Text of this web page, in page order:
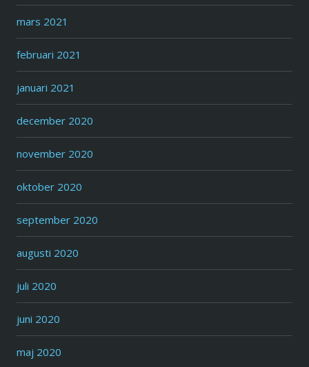
mars 2021
februari 2021
januari 2021
december 2020
november 2020
oktober 2020
september 2020
augusti 2020
juli 2020
juni 2020
maj 2020